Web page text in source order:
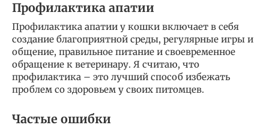
Профилактика апатии
Профилактика апатии у кошки включает в себя
создание благоприятной среды, регулярные игры и
общение, правильное питание и своевременное
обращение к ветеринару. Я считаю, что
профилактика – это лучший способ избежать
проблем со здоровьем у своих питомцев.
Частые ошибки